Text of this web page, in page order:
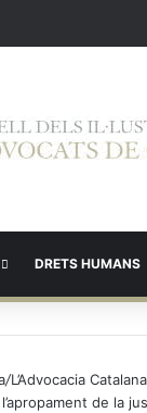
DRETS HUMANS
/L’Advocacia
de la